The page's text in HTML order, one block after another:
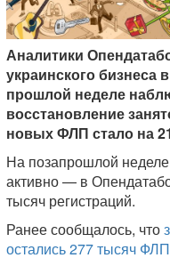
Аналитики
украинского бизнеса
прошлой неделе
восстановление
новых ФЛП стало на
На позапрошлой
активно — в
тысяч регистраций.
Ранее сообщалось, что
остались 277 тысяч